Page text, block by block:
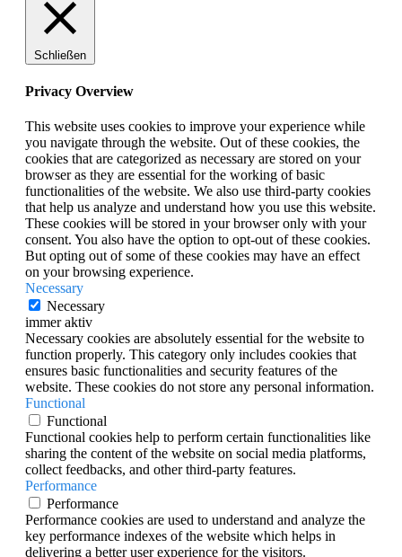
Schließen
Privacy Overview
This website uses cookies to improve your experience while
you navigate through the website. Out of these cookies, the
cookies that are categorized as necessary are stored on your
browser as they are essential for the working of basic
functionalities of the website. We also use third-party cookies
that help us analyze and understand how you use this website.
These cookies will be stored in your browser only with your
consent. You also have the option to opt-out of these cookies.
But opting out of some of these cookies may have an effect
on your browsing experience.
Necessary
Necessary
immer aktiv
Necessary cookies are absolutely essential for the website to
function properly. This category only includes cookies that
ensures basic functionalities and security features of the
website. These cookies do not store any personal information.
Functional
Functional
Functional cookies help to perform certain functionalities like
sharing the content of the website on social media platforms,
collect feedbacks, and other third-party features.
Performance
Performance
Performance cookies are used to understand and analyze the
key performance indexes of the website which helps in
delivering a better user experience for the visitors.